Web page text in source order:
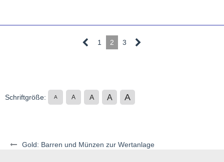
Gold: Barren und Münzen zur Wertanlage
1 2 3
Schriftgröße: A A A A A